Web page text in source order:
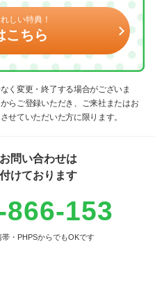
しい特典！
こちら
く変更・終了する場合がございま
らご登録いただき、ご来社またはお
せていただいた方に限ります。
問い合わせは
けております
866-153
・PHPSからでもOKです